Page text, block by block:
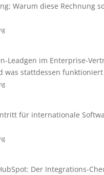
Warum diese Rechnung
Leadgen im Enterprise-
was stattdessen funktioniert
für internationale
Der Integrations-